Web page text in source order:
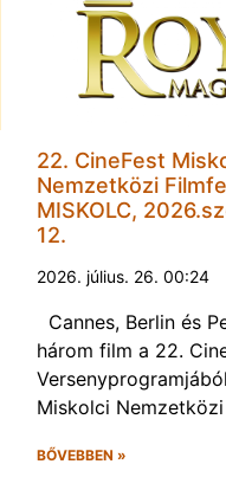
22. CineFest
Nemzetközi
MISKOLC,
12.
2026. július. 26. 00:24
Cannes, Berlin és
három film a 22.
Miskolci
BŐVEBBEN »